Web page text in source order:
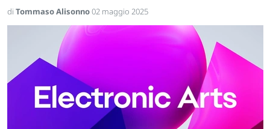
di Tommaso Alisonno02 maggio 2025